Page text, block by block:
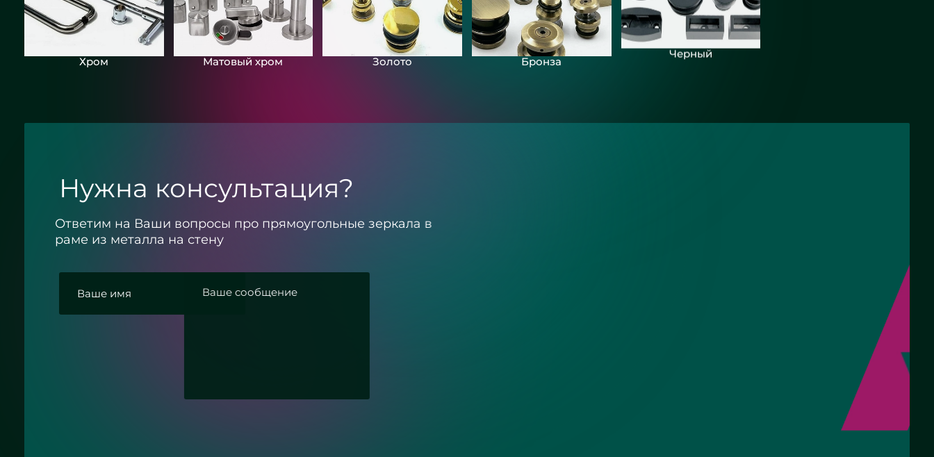
Хром Матовый хром Золото Бронза Черный
Нужна консультация?
Ответим на Ваши вопросы про прямоугольные зеркала в
раме из металла на стену